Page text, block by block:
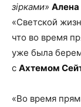
зірками»
«Светской
что во время
уже была
с Ахтемом
«Во время